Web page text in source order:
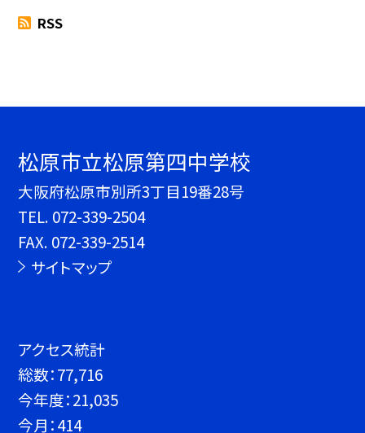
RSS
松原市立松原第四中学校
大阪府松原市別所3丁目19番28号
TEL. 072-339-2504
FAX. 072-339-2514
サイトマップ
アクセス統計
総数：77,716
今年度：21,035
今月：414